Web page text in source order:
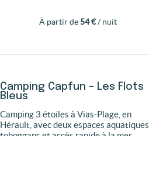
À partir de54 €/ nuit
Camping Capfun – Les Flots
Bleus
Camping 3 étoiles à Vias-Plage, en
Hérault, avec deux espaces aquatiques,
toboggans et accès rapide à la mer